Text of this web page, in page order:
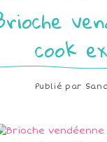
cook
Publié par